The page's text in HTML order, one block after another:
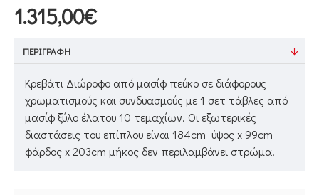
1.315,00€
ΠΕΡΙΓΡΑΦΉ
Κρεβάτι Διώροφο από μασίφ πεύκο σε διάφορους
χρωματισμούς και συνδυασμούς με 1 σετ τάβλες από
μασίφ ξύλο έλατου 10 τεμαχίων. Οι εξωτερικές
διαστάσεις του επίπλου είναι 184cm ύψος x 99cm
φάρδος x 203cm μήκος δεν περιλαμβάνει στρώμα.